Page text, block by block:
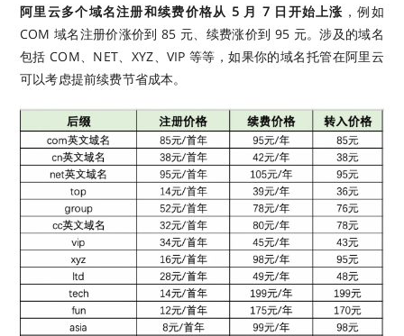
阿里云多个域名注册和续费价格从 5 月 7 日开始上涨 ，例如
COM 域名注册价涨价到 85 元、续费涨价到 95 元。涉及的域名
包括 COM、NET、XYZ、VIP 等等，如果你的域名托管在阿里云
可以考虑提前续费节省成本。